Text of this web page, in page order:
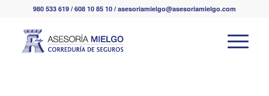
980 533 619 / 608 10 85 10 / asesoriamielgo@asesoriamielgo.com